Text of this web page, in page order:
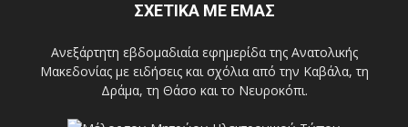
ΣΧΕΤΙΚΑ ΜΕ ΕΜΑΣ
Ανεξάρτητη εβδομαδιαία εφημερίδα της Ανατολικής
Μακεδονίας με ειδήσεις και σχόλια από την Καβάλα, τη
Δράμα, τη Θάσο και το Νευροκόπι.